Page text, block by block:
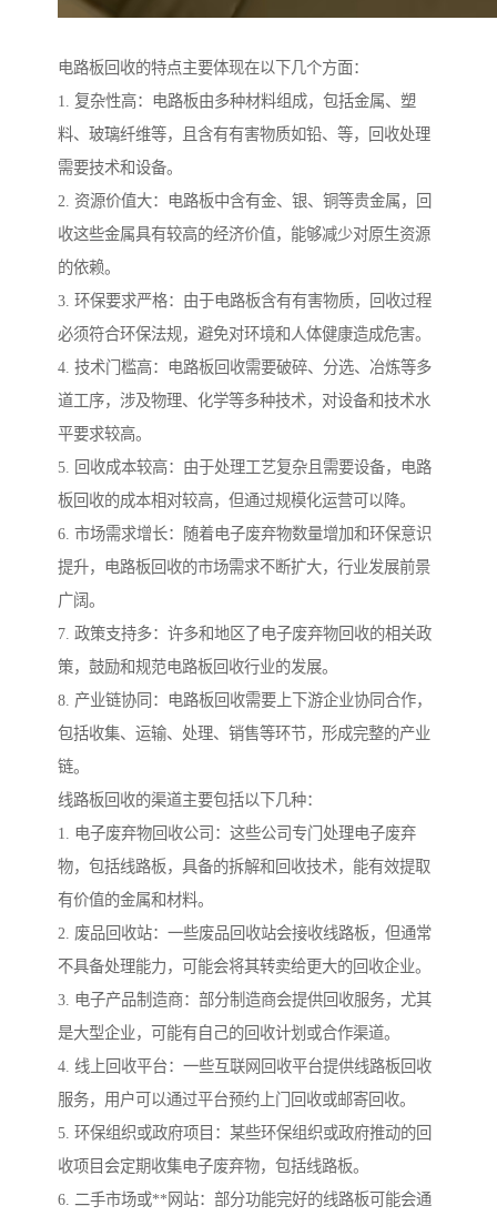
电路板回收的特点主要体现在以下几个方面：
1. 复杂性高：电路板由多种材料组成，包括金属、塑
料、玻璃纤维等，且含有有害物质如铅、等，回收处理
需要技术和设备。
2. 资源价值大：电路板中含有金、银、铜等贵金属，回
收这些金属具有较高的经济价值，能够减少对原生资源
的依赖。
3. 环保要求严格：由于电路板含有有害物质，回收过程
必须符合环保法规，避免对环境和人体健康造成危害。
4. 技术门槛高：电路板回收需要破碎、分选、冶炼等多
道工序，涉及物理、化学等多种技术，对设备和技术水
平要求较高。
5. 回收成本较高：由于处理工艺复杂且需要设备，电路
板回收的成本相对较高，但通过规模化运营可以降。
6. 市场需求增长：随着电子废弃物数量增加和环保意识
提升，电路板回收的市场需求不断扩大，行业发展前景
广阔。
7. 政策支持多：许多和地区了电子废弃物回收的相关政
策，鼓励和规范电路板回收行业的发展。
8. 产业链协同：电路板回收需要上下游企业协同合作，
包括收集、运输、处理、销售等环节，形成完整的产业
链。
线路板回收的渠道主要包括以下几种：
1. 电子废弃物回收公司：这些公司专门处理电子废弃
物，包括线路板，具备的拆解和回收技术，能有效提取
有价值的金属和材料。
2. 废品回收站：一些废品回收站会接收线路板，但通常
不具备处理能力，可能会将其转卖给更大的回收企业。
3. 电子产品制造商：部分制造商会提供回收服务，尤其
是大型企业，可能有自己的回收计划或合作渠道。
4. 线上回收平台：一些互联网回收平台提供线路板回收
服务，用户可以通过平台预约上门回收或邮寄回收。
5. 环保组织或政府项目：某些环保组织或政府推动的回
收项目会定期收集电子废弃物，包括线路板。
6. 二手市场或**网站：部分功能完好的线路板可能会通